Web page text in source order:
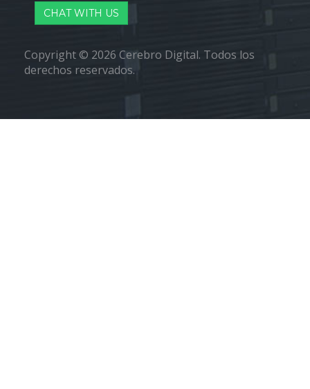
CHAT WITH US
Copyright © 2026 Cerebro Digital. Todos los
derechos reservados.